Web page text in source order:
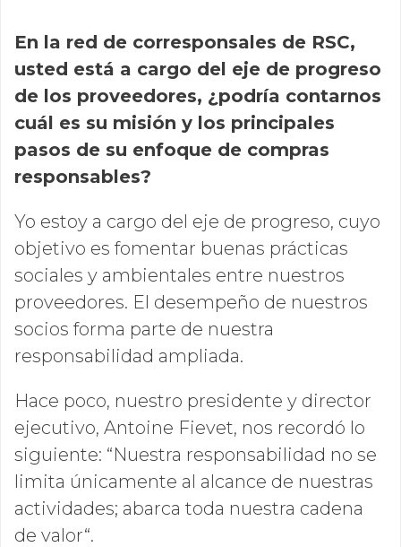
En la red de corresponsales de RSC,
usted está a cargo del eje de progreso
de los proveedores, ¿podría contarnos
cuál es su misión y los principales
pasos de su enfoque de compras
responsables?
Yo estoy a cargo del eje de progreso, cuyo
objetivo es fomentar buenas prácticas
sociales y ambientales entre nuestros
proveedores. El desempeño de nuestros
socios forma parte de nuestra
responsabilidad ampliada.
Hace poco, nuestro presidente y director
ejecutivo, Antoine Fievet, nos recordó lo
siguiente: “Nuestra responsabilidad no se
limita únicamente al alcance de nuestras
actividades; abarca toda nuestra cadena
de valor“.